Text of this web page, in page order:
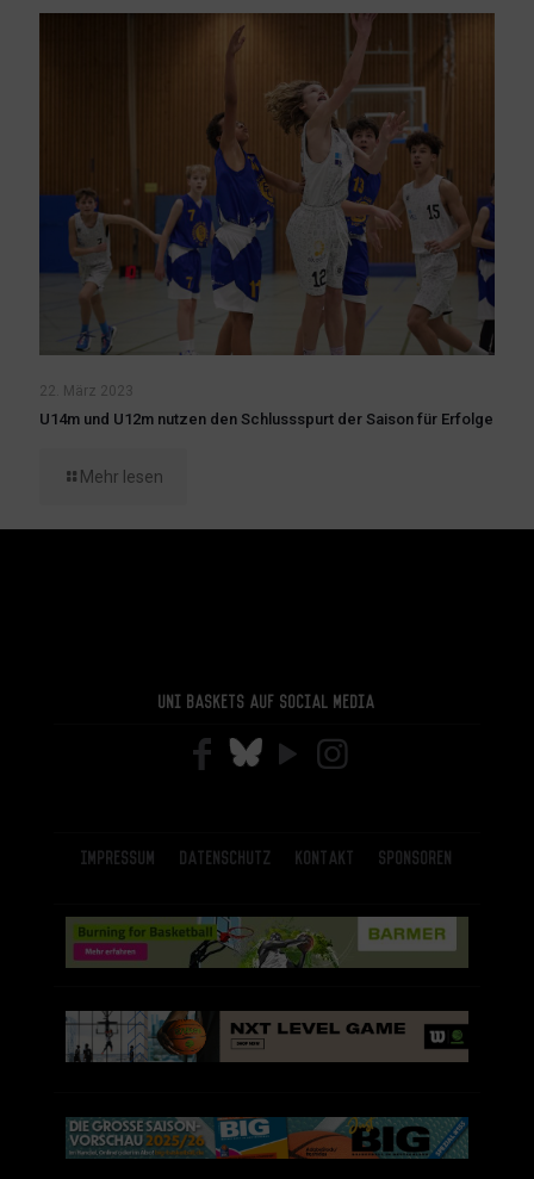
22. März 2023
U14m und U12m nutzen den Schlussspurt der Saison für Erfolge
Mehr lesen
Uni Baskets auf Social Media
Impressum Datenschutz Kontakt Sponsoren